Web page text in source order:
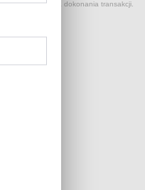
NBP z dnia dokonania transakcji.